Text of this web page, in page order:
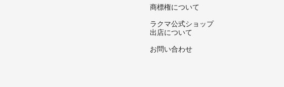
商標権について
ラクマ公式ショップ
出店について
お問い合わせ